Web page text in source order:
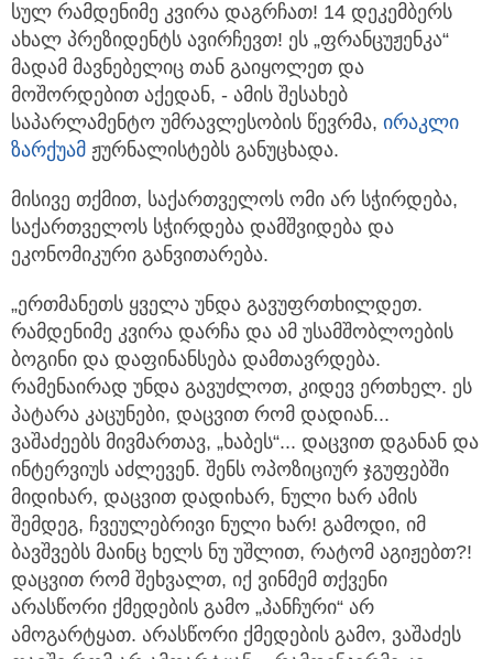
სულ რამდენიმე კვირა დაგრჩათ! 14 დეკემბერს
ახალ პრეზიდენტს ავირჩევთ! ეს „ფრანცუჟენკა“
მადამ მავნებელიც თან გაიყოლეთ და
მოშორდებით აქედან, - ამის შესახებ
საპარლამენტო უმრავლესობის წევრმა, ირაკლი
ზარქუამ ჟურნალისტებს განუცხადა.
მისივე თქმით, საქართველოს ომი არ სჭირდება,
საქართველოს სჭირდება დამშვიდება და
ეკონომიკური განვითარება.
„ერთმანეთს ყველა უნდა გავუფრთხილდეთ.
რამდენიმე კვირა დარჩა და ამ უსამშობლოების
ბოგინი და დაფინანსება დამთავრდება.
რამენაირად უნდა გავუძლოთ, კიდევ ერთხელ. ეს
პატარა კაცუნები, დაცვით რომ დადიან...
ვაშაძეებს მივმართავ, „ხაბეს“... დაცვით დგანან და
ინტერვიუს აძლევენ. შენს ოპოზიციურ ჯგუფებში
მიდიხარ, დაცვით დადიხარ, ნული ხარ ამის
შემდეგ, ჩვეულებრივი ნული ხარ! გამოდი, იმ
ბავშვებს მაინც ხელს ნუ უშლით, რატომ აგიჟებთ?!
დაცვით რომ შეხვალთ, იქ ვინმემ თქვენი
არასწორი ქმედების გამო „პანჩური“ არ
ამოგარტყათ. არასწორი ქმედების გამო, ვაშაძეს